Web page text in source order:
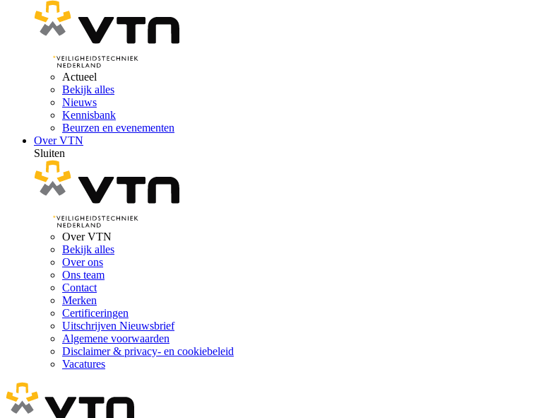
Actueel
Bekijk alles
Nieuws
Kennisbank
Beurzen en evenementen
Over VTN
Sluiten
Over VTN
Bekijk alles
Over ons
Ons team
Contact
Merken
Certificeringen
Uitschrijven Nieuwsbrief
Algemene voorwaarden
Disclaimer & privacy- en cookiebeleid
Vacatures